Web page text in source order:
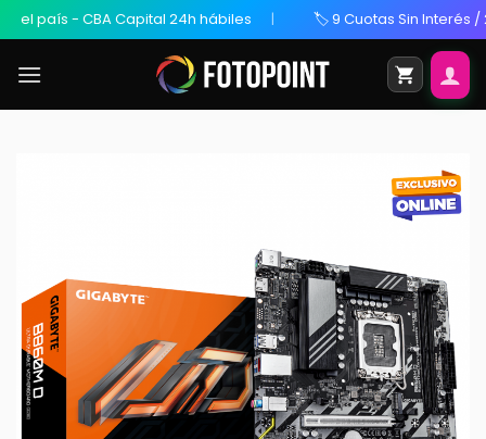
país - CBA Capital 24h hábiles 🏷️ 9 Cuotas Sin Interés /